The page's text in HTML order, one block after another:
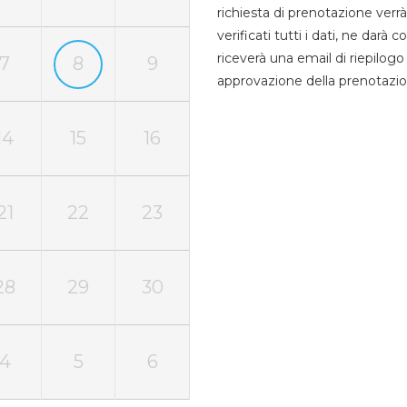
7 8 9
15 16
22 23
29 30
5 6
richiesta di prenotazione
verificati tutti i dati, ne darà
riceverà una email di
approvazione della